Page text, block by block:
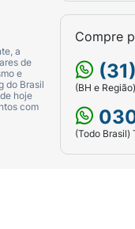
conjunto com
Veículo q.s.p.
a
de
e
do Brasil
hoje
com
Compre
(BH e
(Todo Brasil)